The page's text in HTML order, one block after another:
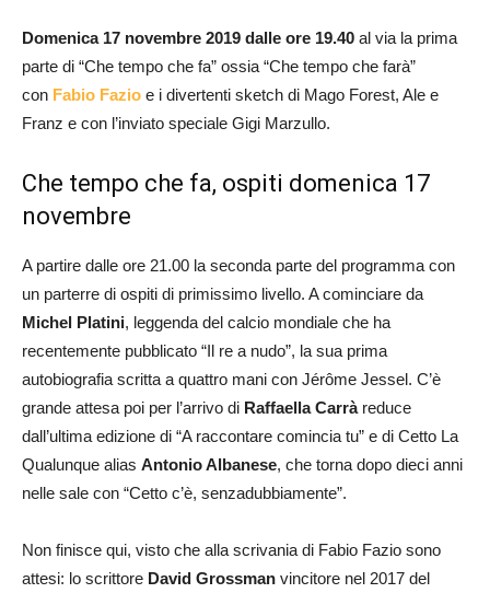
Domenica 17 novembre 2019 dalle ore 19.40 al via la prima
parte di “Che tempo che fa” ossia “Che tempo che farà”
con Fabio Fazio e i divertenti sketch di Mago Forest, Ale e
Franz e con l’inviato speciale Gigi Marzullo.
Che tempo che fa, ospiti domenica 17
novembre
A partire dalle ore 21.00 la seconda parte del programma con
un parterre di ospiti di primissimo livello. A cominciare da
Michel Platini, leggenda del calcio mondiale che ha
recentemente pubblicato “Il re a nudo”, la sua prima
autobiografia scritta a quattro mani con Jérôme Jessel. C’è
grande attesa poi per l’arrivo di Raffaella Carràreduce
dall’ultima edizione di “A raccontare comincia tu” e di Cetto La
Qualunque alias Antonio Albanese, che torna dopo dieci anni
nelle sale con “Cetto c’è, senzadubbiamente”.
Non finisce qui, visto che alla scrivania di Fabio Fazio sono
attesi: lo scrittore David Grossman vincitore nel 2017 del